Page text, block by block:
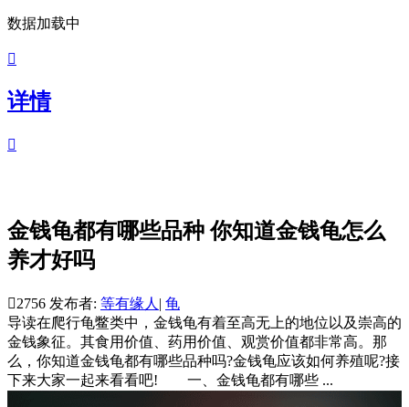
数据加载中

详情

金钱龟都有哪些品种 你知道金钱龟怎么
养才好吗
2756 发布者: 等有缘人 | 龟
导读在爬行龟鳖类中，金钱龟有着至高无上的地位以及崇高的
金钱象征。其食用价值、药用价值、观赏价值都非常高。那
么，你知道金钱龟都有哪些品种吗?金钱龟应该如何养殖呢?接
下来大家一起来看看吧! 一、金钱龟都有哪些 ...